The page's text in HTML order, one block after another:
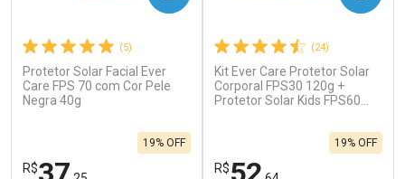
(5)
Protetor Solar Facial Ever
Care FPS 70 com Cor Pele
Negra 40g
R$
19% OFF
(24)
Kit Ever Care Protetor Solar
Corporal FPS30 120g +
Protetor Solar Kids FPS60
R$
19% OFF